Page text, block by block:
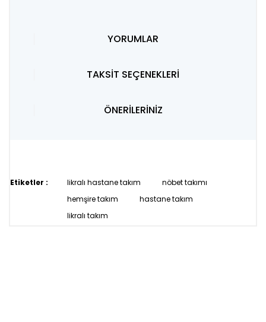
YORUMLAR
TAKSİT SEÇENEKLERİ
ÖNERİLERİNİZ
Etiketler : likralı hastane takım
nöbet takımı
hemşire takım
hastane takım
likralı takım